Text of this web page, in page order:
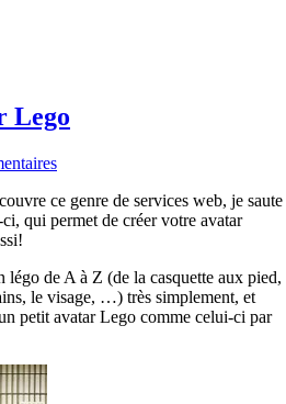
Lego
ce genre de services web, je saute
qui permet de créer votre avatar
légo de A à Z (de la casquette aux pied,
le visage, …) très simplement, et
petit avatar Lego comme celui-ci par